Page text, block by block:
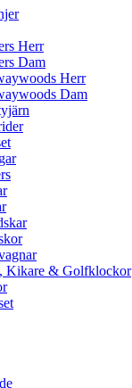
Herr
Dam
Herr
Dam
Kikare & Golfklockor